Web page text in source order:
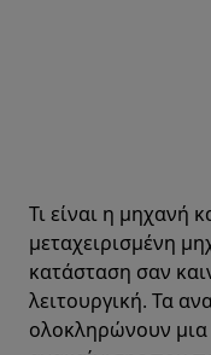
Τι είναι η μηχανή
μεταχειρισμένη
κατάσταση σαν
λειτουργική. Τα
ολοκληρώνουν μια